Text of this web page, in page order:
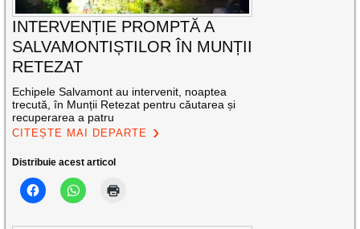
INTERVENȚIE PROMPTĂ A
SALVAMONTIȘTILOR ÎN MUNȚII
RETEZAT
Echipele Salvamont au intervenit, noaptea
trecută, în Munții Retezat pentru căutarea și
recuperarea a patru
CITEȘTE MAI DEPARTE
Distribuie acest articol